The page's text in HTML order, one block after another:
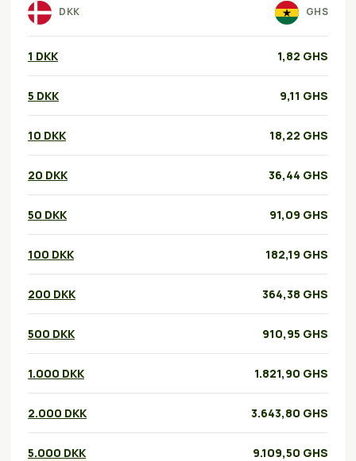
DKK GHS
1 DKK 1,82 GHS
5 DKK 9,11 GHS
10 DKK 18,22 GHS
20 DKK 36,44 GHS
50 DKK 91,09 GHS
100 DKK 182,19 GHS
200 DKK 364,38 GHS
500 DKK 910,95 GHS
1.000 DKK 1.821,90 GHS
2.000 DKK 3.643,80 GHS
5.000 DKK 9.109,50 GHS